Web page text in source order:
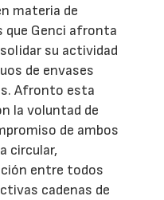
materia de
que Genci afronta
su actividad
de envases
Afronto esta
la voluntad de
de ambos
circular,
entre todos
cadenas de